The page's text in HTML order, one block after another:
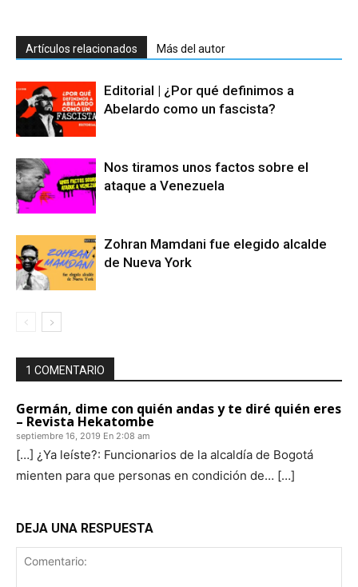
Artículos relacionados Más del autor
Editorial | ¿Por qué definimos a
Abelardo como un fascista?
Nos tiramos unos factos sobre el
ataque a Venezuela
Zohran Mamdani fue elegido alcalde
de Nueva York
1 COMENTARIO
Germán, dime con quién andas y te diré quién eres
– Revista Hekatombe
septiembre 16, 2019 En 2:08 am
[…] ¿Ya leíste?: Funcionarios de la alcaldía de Bogotá
mienten para que personas en condición de… […]
DEJA UNA RESPUESTA